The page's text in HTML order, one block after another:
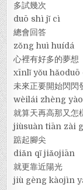
多試幾次
duō shì jǐ cì
總會回答
zǒng huì huídá
心裡有好多的夢想
xīnlǐ yǒu
未來正要開始閃閃
wèilái zhèng
就算天再高那又怎
jiùsuàn tiān zài
踮起腳尖
diǎn qǐ jiǎojiān
就更靠近陽光
jiù gèng kàojìn